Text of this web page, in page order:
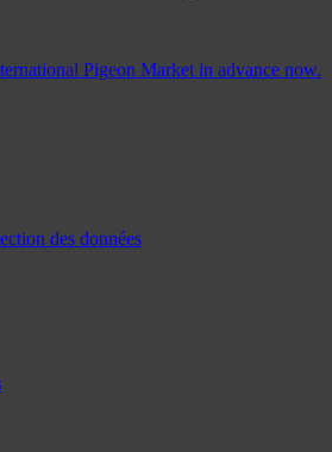
Pigeon Market in advance now.
des données